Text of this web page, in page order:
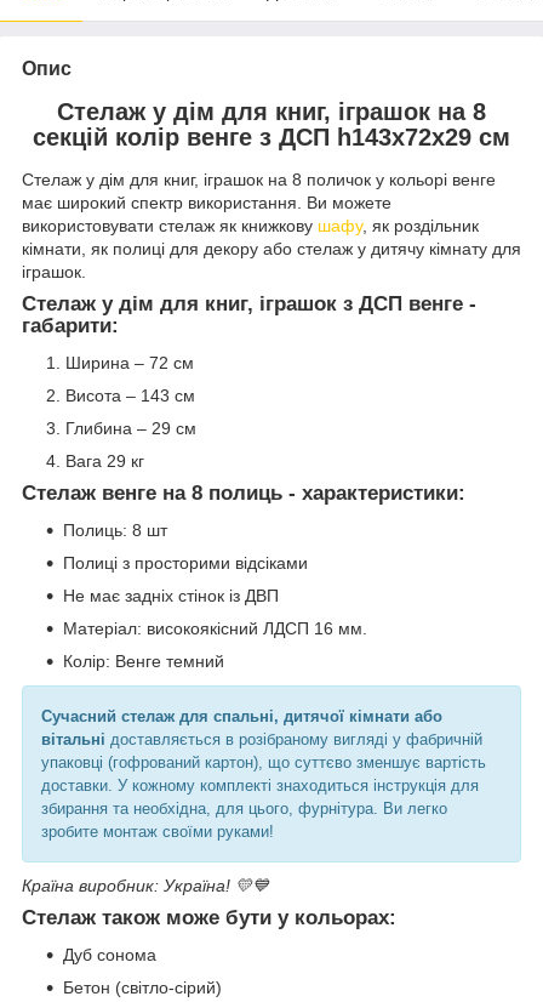
Опис
Стелаж у дім для книг, іграшок на 8
секцій колір венге з ДСП h143х72х29 см
Стелаж у дім для книг, іграшок на 8 поличок у кольорі венге
має широкий спектр використання. Ви можете
використовувати стелаж як книжкову шафу, як роздільник
кімнати, як полиці для декору або стелаж у дитячу кімнату для
іграшок.
Стелаж у дім для книг, іграшок з ДСП венге -
габарити:
Ширина – 72 см
Висота – 143 см
Глибина – 29 см
Вага 29 кг
Стелаж венге на 8 полиць - характеристики:
Полиць: 8 шт
Полиці з просторими відсіками
Не має задніх стінок із ДВП
Матеріал: високоякісний ЛДСП 16 мм.
Колір: Венге темний
Сучасний стелаж для спальні, дитячої кімнати або
вітальні доставляється в розібраному вигляді у фабричній
упаковці (гофрований картон), що суттєво зменшує вартість
доставки. У кожному комплекті знаходиться інструкція для
збирання та необхідна, для цього, фурнітура. Ви легко
зробите монтаж своїми руками!
Країна виробник: Україна! 💛💙
Стелаж також може бути у кольорах:
Дуб сонома
Бетон (світло-сірий)